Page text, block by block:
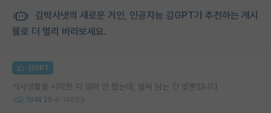
김박사넷의 새로운 거인, 인공지능 김GPT가 추천하는 게시
물로 더 멀리 바라보세요.
김GPT
석사생활을 시작한 지 얼마 안 됐는데, 벌써 남는 건 빚뿐입니다
19 20 14653